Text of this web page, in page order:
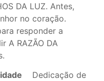
DA LUZ. Antes,
no coração.
responder a
A RAZÃO DA
Dedicação de